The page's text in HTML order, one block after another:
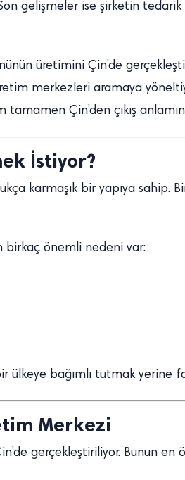
gelişmeler ise şirketin
üretimini Çin’de
merkezleri aramaya
Çin’den çıkış
İstiyor?
karmaşık bir yapıya sahip.
birkaç önemli nedeni var:
bağımlı tutmak yerine
Merkezi
gerçekleştiriliyor. Bunun